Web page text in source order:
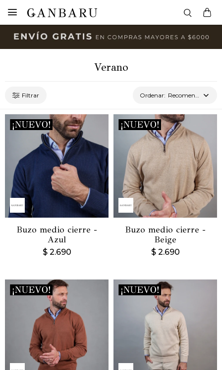

Verano
Recomendados
Buzo medio cierre -
Azul
$ 2.690
Buzo medio cierre -
Beige
$ 2.690